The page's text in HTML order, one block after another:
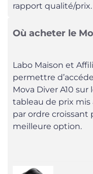
rapport qualité/prix.
Où acheter le
Labo Maison et
permettre
Mova Diver A10
tableau de prix mis
par ordre croissant
meilleure option.